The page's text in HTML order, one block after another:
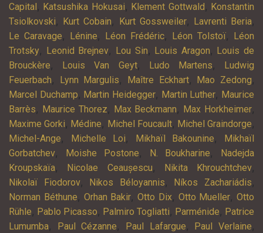
Capital , Katsushika Hokusai, Klement Gottwald , Konstantin
Tsiolkovski, Kurt Cobain, Kurt Gossweiler, Lavrenti Beria,
Le Caravage, Lénine, Léon Frédéric, Léon Tolstoï,
Léon
Trotsky, Leonid Brejnev, Lou Sin, Louis Aragon, Louis de
Brouckère, Louis Van Geyt, Ludo Martens,
Ludwig
Feuerbach, Lynn Margulis, Maître Eckhart, Mao Zedong,
Marcel Duchamp, Martin Heidegger, Martin Luther, Maurice
Barrès, Maurice Thorez, Max Beckmann, Max Horkheimer,
Maxime Gorki, Médine, Michel Foucault, Michel Graindorge,
Michel-Ange, Michelle Loi, Mikhaïl Bakounine,
Mikhaïl
Gorbatchev, Moishe Postone, N. Boukharine,
Nadejda
Kroupskaïa, Nicolae Ceaușescu, Nikita Khrouchtchev,
Nikolaï Fiodorov, Nikos Béloyannis, Níkos Zachariádis,
Norman Béthune, Orhan Bakir, Otto Dix, Otto Mueller, Otto
Rühle, Pablo Picasso, Palmiro Togliatti, Parménide, Patrice
Lumumba, Paul Cézanne, Paul Lafargue, Paul Verlaine,